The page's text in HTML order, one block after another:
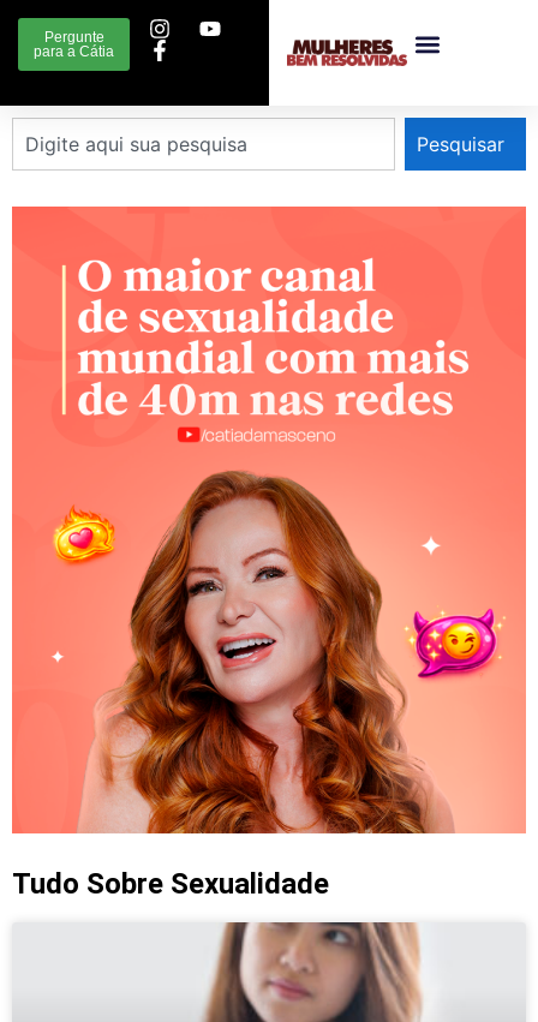
Pergunte
para a Cátia
Pesquisar
Tudo Sobre Sexualidade